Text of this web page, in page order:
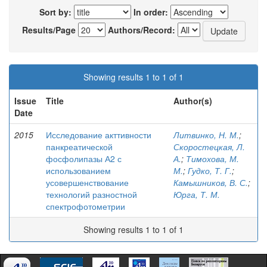
Sort by:
In order:
Results/Page
Authors/Record:
Showing results 1 to 1 of 1
Issue
Date
Title Author(s)
2015
Исследование акттивности
панкреатической
фосфолипазы А2 с
использованием
усовершенствование
технологий разностной
спектрофотометрии
Литвинко, Н. М.;
Скоростецкая, Л.
А.; Тимохова, М.
М.; Гудко, Т. Г.;
Камышников, В. С.;
Юрга, Т. М.
Showing results 1 to 1 of 1